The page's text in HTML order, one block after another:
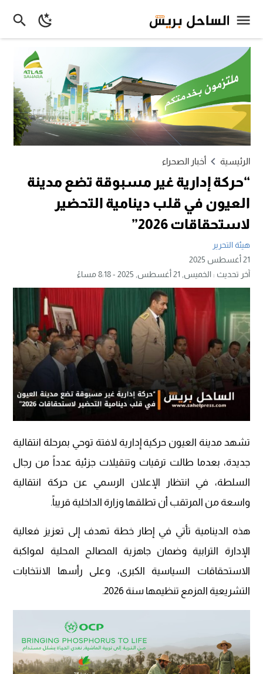
الرئيسية أخبار الصحراء
“حركة إدارية غير مسبوقة تضع مدينة
العيون في قلب دينامية التحضير
لاستحقاقات 2026”
هيئة التحرير
21 أغسطس 2025
آخر تحديث :الخميس, 21 أغسطس, 2025 - 8:18 مساءً
تشهد مدينة العيون حركية إدارية لافتة توحي بمرحلة انتقالية
جديدة، بعدما طالت ترقيات وتنقيلات جزئية عدداً من رجال
السلطة، في انتظار الإعلان الرسمي عن حركة انتقالية
واسعة من المرتقب أن تطلقها وزارة الداخلية قريباً.
هذه الدينامية تأتي في إطار خطة تهدف إلى تعزيز فعالية
الإدارة الترابية وضمان جاهزية المصالح المحلية لمواكبة
الاستحقاقات السياسية الكبرى، وعلى رأسها الانتخابات
التشريعية المزمع تنظيمها سنة 2026.